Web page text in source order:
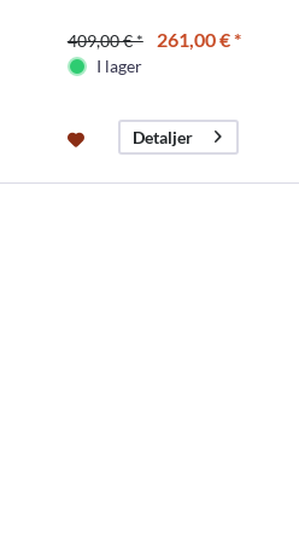
409,00 € * 261,00 € *
I lager
Detaljer